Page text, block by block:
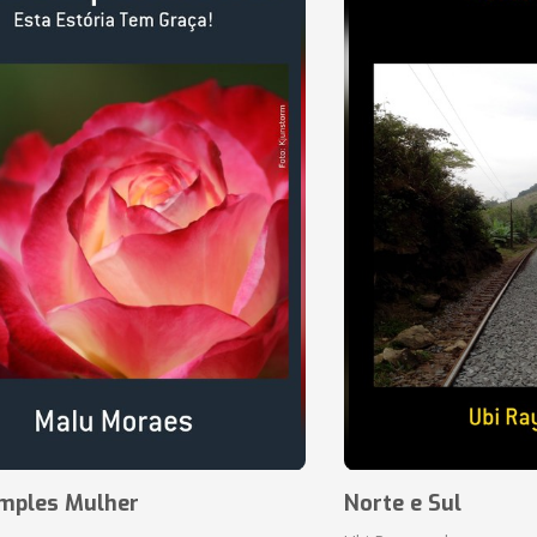
Mulher Norte e Sul